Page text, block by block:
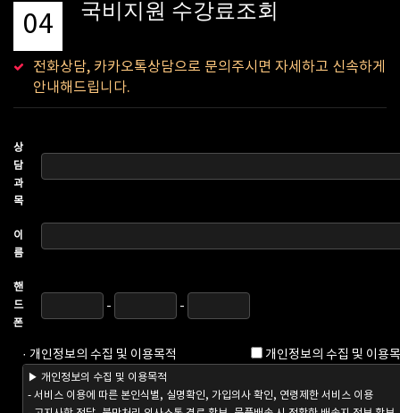
04 국비지원 수강료조회
전화상담, 카카오톡상담으로 문의주시면 자세하고 신속하게
안내해드립니다.
상
담
과
목
이
름
핸
드
폰
- -
· 개인정보의 수집 및 이용목적 개인정보의 수집 및 이용